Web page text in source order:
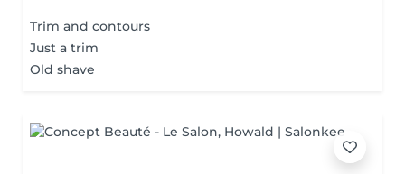
Trim and contours
Just a trim
Old shave